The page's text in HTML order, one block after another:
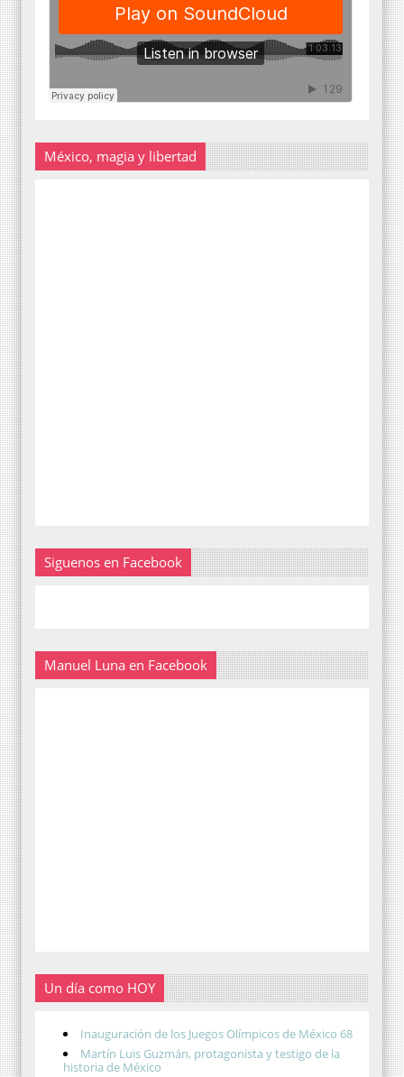
México, magia y libertad
Siguenos en Facebook
Manuel Luna en Facebook
Un día como HOY
Inauguración de los Juegos Olímpicos de México 68
Martín Luis Guzmán, protagonista y testigo de la
historia de México